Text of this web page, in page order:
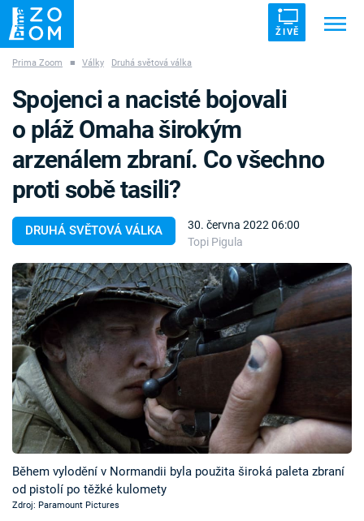
ŽIVĚ
ZÁHADY VETŘELCI DÁVNOVĚKU
Témata
Témata
Pořady
TV Program
Časopis
Sledujte prima+
Přihlášení
Prima Zoom ■ Války Druhá světová válka
DRUHÁ SVĚTOVÁ VÁLKA
30. června 2022 06:00
Topi Pigula
Spojenci a nacisté bojovali
o pláž Omaha širokým
arzenálem zbraní. Co všechno
proti sobě tasili?
Během vylodění v Normandii byla použita široká paleta zbraní
od pistolí po těžké kulomety
Zdroj: Paramount Pictures